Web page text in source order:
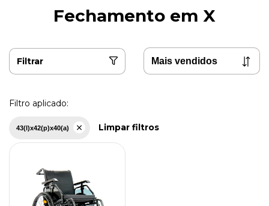
Fechamento em X
Filtrar
Filtro aplicado:
43(l)x42(p)x40(a) Limpar filtros